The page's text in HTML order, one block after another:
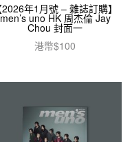
2026年1月號 – 雜誌訂購】
men’s uno HK 周杰倫 Jay
Chou 封面一
港幣$100